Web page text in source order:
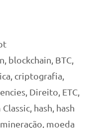
, blockchain, BTC,
, criptografia,
, Direito, ETC,
, hash, hash
mineração, moeda